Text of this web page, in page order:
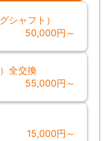
シャフト）
50,000円～
全交換
55,000円～
15,000円～